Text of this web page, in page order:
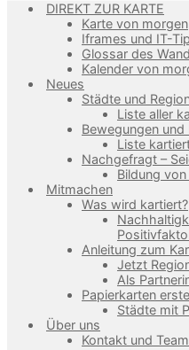
DIREKT ZUR KARTE
Karte von morgen
Iframes und IT-
Glossar des
Kalender von
Neues
Städte und
Liste aller
Bewegungen
Liste
Nachgefragt –
Bildung
Mitmachen
Was wird kartiert?
Anleitung zum
Jetzt
Als
Papierkarten
Städte mit
Über uns
Kontakt und Team